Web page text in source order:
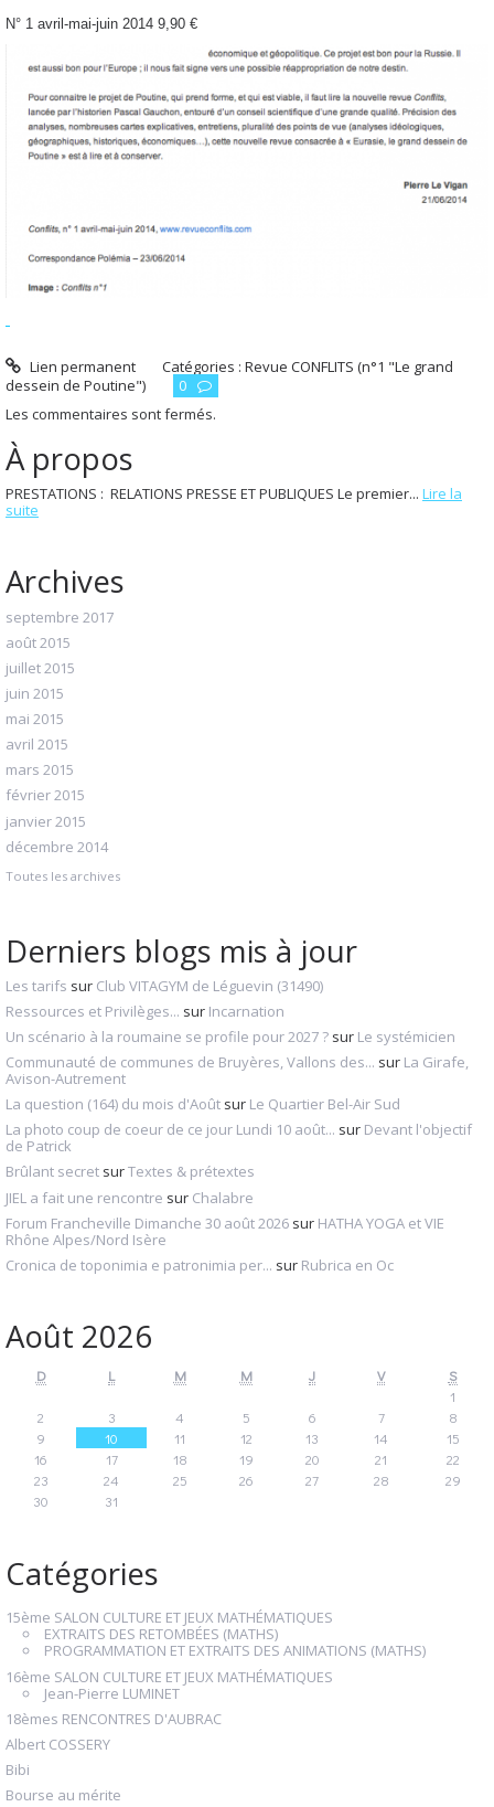
À propos
PRESTATIONS : RELATIONS PRESSE ET PUBLIQUES Le premier... Lire la
suite
Archives
septembre 2017
août 2015
juillet 2015
juin 2015
mai 2015
avril 2015
mars 2015
février 2015
janvier 2015
décembre 2014
Toutes les archives
Derniers blogs mis à jour
Les tarifs sur Club VITAGYM de Léguevin (31490)
Ressources et Privilèges... sur Incarnation
Un scénario à la roumaine se profile pour 2027 ? sur Le systémicien
Communauté de communes de Bruyères, Vallons des... sur La Girafe,
Avison-Autrement
La question (164) du mois d'Août sur Le Quartier Bel-Air Sud
La photo coup de coeur de ce jour Lundi 10 août... sur Devant l'objectif
de Patrick
Brûlant secret surTextes & prétextes
JIEL a fait une rencontre sur Chalabre
Forum Francheville Dimanche 30 août 2026 sur HATHA YOGA et VIE
Rhône Alpes/Nord Isère
Cronica de toponimia e patronimia per... sur Rubrica en Oc
Août 2026
D L M M J V
S
1
2
3 4 5 6 7
8
9
10 11 12 13 14
15
16
17 18 19 20 21
22
23
24 25 26 27 28
29
30
31
Catégories
15ème SALON CULTURE ET JEUX MATHÉMATIQUES
EXTRAITS DES RETOMBÉES (MATHS)
PROGRAMMATION ET EXTRAITS DES ANIMATIONS (MATHS)
16ème SALON CULTURE ET JEUX MATHÉMATIQUES
Jean-Pierre LUMINET
18èmes RENCONTRES D'AUBRAC
Albert COSSERY
Bibi
Bourse au mérite
N° 1 avril-mai-juin 2014 9,90 €
Lien permanent Catégories :Revue CONFLITS (n°1 "Le grand
dessein de Poutine")
0
Les commentaires sont fermés.